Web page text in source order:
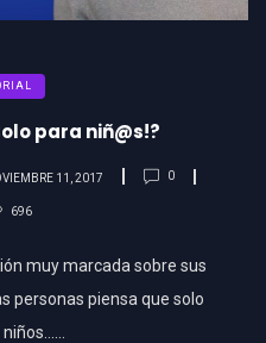
para niñ@s!?
11, 2017 0
696
muy marcada sobre sus
personas piensa que solo